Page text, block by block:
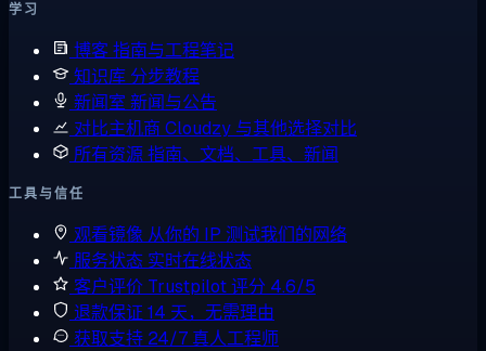
学习
博客指南与工程笔记
知识库 分步教程
新闻室 新闻与公告
对比主机商 Cloudzy 与其他选择对比
所有资源指南、文档、工具、新闻
工具与信任
观看镜像 从你的 IP 测试我们的网络
服务状态 实时在线状态
客户评价 Trustpilot 评分 4.6/5
退款保证 14 天，无需理由
获取支持 24/7 真人工程师